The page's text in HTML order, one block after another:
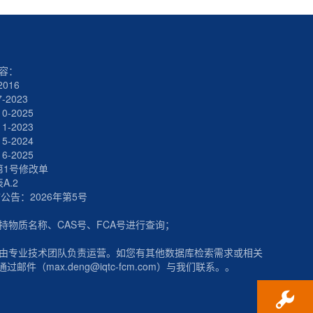
：
2023
2025
2023
2024
2025
1号修改单
A.2
告：2026年第5号
物质名称、CAS号、FCA号进行查询；
专业技术团队负责运营。如您有其他数据库检索需求或相关
过邮件（max.deng@iqtc-fcm.com）与我们联系。。